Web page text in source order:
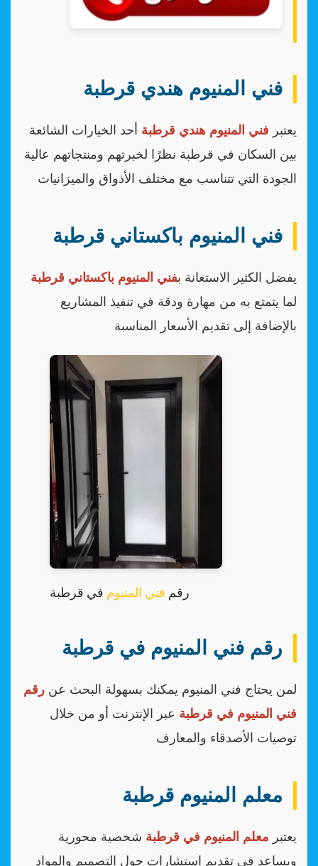
فني المنيوم هندي قرطبة
يعتبر فني المنيوم هندي قرطبة أحد الخيارات الشائعة
بين السكان في قرطبة نظرًا لخبرتهم ومنتجاتهم عالية
الجودة التي تتناسب مع مختلف الأذواق والميزانيات
فني المنيوم باكستاني قرطبة
يفضل الكثير الاستعانة بفني المنيوم باكستاني قرطبة
لما يتمتع به من مهارة ودقة في تنفيذ المشاريع
بالإضافة إلى تقديم الأسعار المناسبة
رقم فني المنيوم في قرطبة
رقم فني المنيوم في قرطبة
لمن يحتاج فني المنيوم يمكنك بسهولة البحث عن رقم
فني المنيوم في قرطبة عبر الإنترنت أو من خلال
توصيات الأصدقاء والمعارف
معلم المنيوم قرطبة
يعتبر معلم المنيوم في قرطبة شخصية محورية
ويساعد في تقديم استشارات حول التصميم والمواد